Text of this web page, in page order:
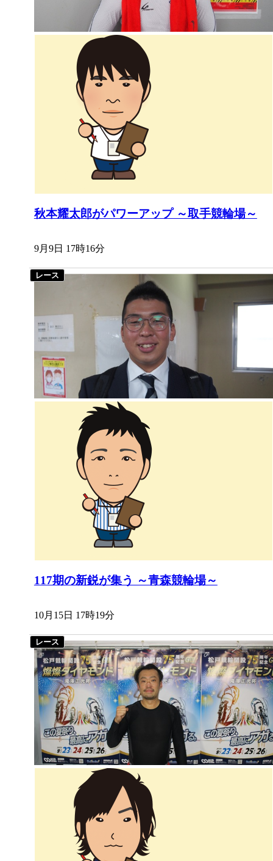
秋本耀太郎がパワーアップ ～取手競輪場～
9月9日 17時16分
117期の新鋭が集う ～青森競輪場～
10月15日 17時19分